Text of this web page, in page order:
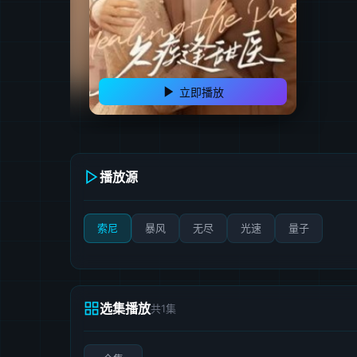
立即播放
播放源
索尼 暴风 无尽 光速 量子
选集播放共1集